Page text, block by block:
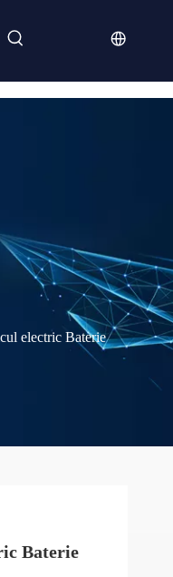
electric Baterie
Baterie